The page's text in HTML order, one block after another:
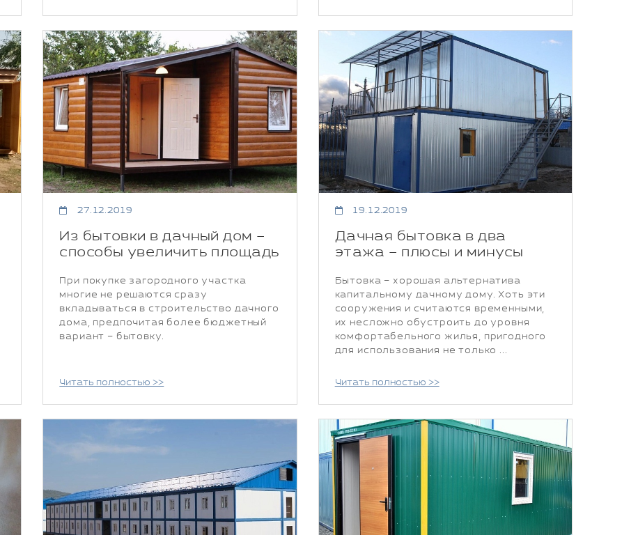
27.12.2019
Из бытовки в дачный дом –
способы увеличить площадь
При покупке загородного участка
многие не решаются сразу
вкладываться в строительство дачного
дома, предпочитая более бюджетный
вариант – бытовку.
Читать полностью >>
19.12.2019
Дачная бытовка в два
этажа – плюсы и минусы
Бытовка – хорошая альтернатива
капитальному дачному дому. Хоть эти
сооружения и считаются временными,
их несложно обустроить до уровня
комфортабельного жилья, пригодного
для использования не только ...
Читать полностью >>